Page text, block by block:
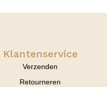
Klantenservice
Verzenden
Retourneren